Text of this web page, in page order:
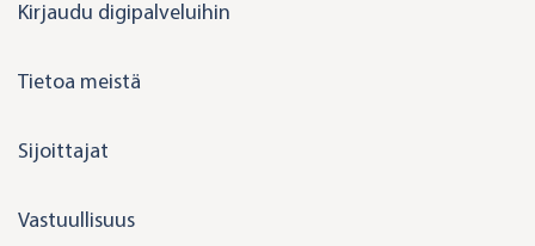
n
Kirjaudu digipalveluihin
Tietoa meistä
Sijoittajat
Vastuullisuus